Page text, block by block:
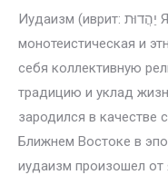
Иудаизм (иврит: יַהֲדוּת Яхэдут) — это авраамическая,
монотеистическая и
себя коллективную
традицию и уклад
зародился в качестве
Ближнем Востоке в
иудаизм произошел от